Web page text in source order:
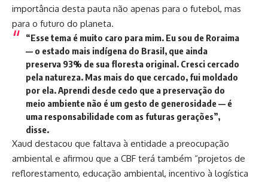
importância desta pauta não apenas para o futebol, mas
para o futuro do planeta.
“Esse tema é muito caro para mim. Eu sou de Roraima
— o estado mais indígena do Brasil, que ainda
preserva 93% de sua floresta original. Cresci cercado
pela natureza. Mas mais do que cercado, fui moldado
por ela. Aprendi desde cedo que a preservação do
meio ambiente não é um gesto de generosidade — é
uma responsabilidade com as futuras gerações”,
disse.
Xaud destacou que faltava à entidade a preocupação
ambiental e afirmou que a CBF terá também “projetos de
reflorestamento, educação ambiental, incentivo à logística